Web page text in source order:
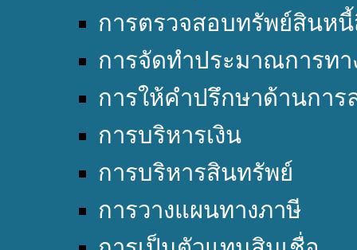
การตรวจสอบทรัพย์สินห
การจัดทำประมาณการทา
การให้คำปรึกษาด้านการ
การบริหารเงิน
การบริหารสินทรัพย์
การวางแผนทางภาษี